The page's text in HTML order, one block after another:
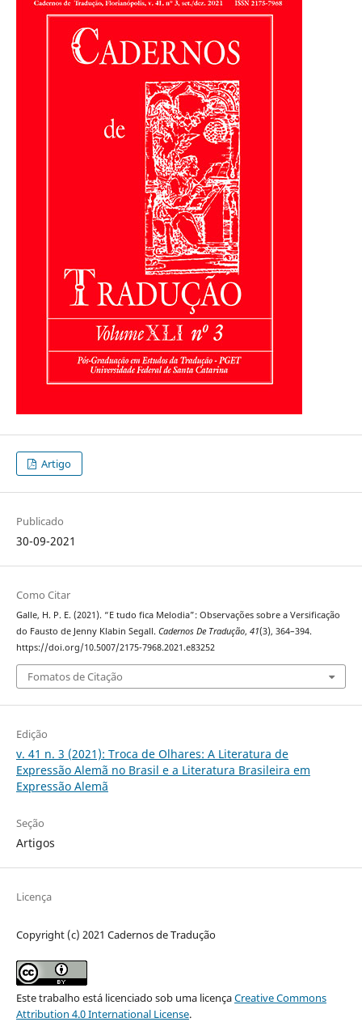
Artigo
Publicado
30-09-2021
Como Citar
Galle, H. P. E. (2021). “E tudo fica Melodia”: Observações sobre a Versificação
do Fausto de Jenny Klabin Segall. Cadernos De Tradução, 41(3), 364–394.
https://doi.org/10.5007/2175-7968.2021.e83252
Fomatos de Citação
Edição
v. 41 n. 3 (2021): Troca de Olhares: A Literatura de
Expressão Alemã no Brasil e a Literatura Brasileira em
Expressão Alemã
Seção
Artigos
Licença
Copyright (c) 2021 Cadernos de Tradução
Este trabalho está licenciado sob uma licençaCreative Commons
Attribution 4.0 International License.